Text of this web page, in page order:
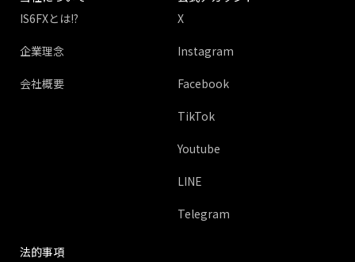
IS6FXとは!?
企業理念
会社概要
X
Instagram
Facebook
TikTok
Youtube
LINE
Telegram
法的事項